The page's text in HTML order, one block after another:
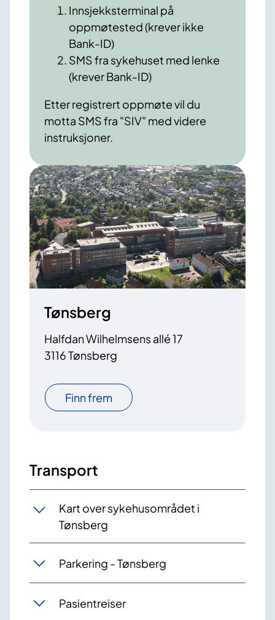
Innsjekksterminal på
oppmøtested (krever ikke
Bank-ID)
SMS fra sykehuset med lenke
(krever Bank-ID)
Etter registrert oppmøte vil du
motta SMS fra "SIV" med videre
instruksjoner.
Tønsberg
Halfdan Wilhelmsens allé 17
3116 Tønsberg
Finn frem
Transport
Kart over sykehusområdet i
Tønsberg
Parkering - Tønsberg
Pasientreiser